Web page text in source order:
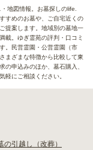
地図情報。お墓探しのlife.
すめのお墓や、ご自宅近くの
提案します。地域別の墓地一
載。ゆぎ霊苑の評判・口コミ
。民営霊園・公営霊園（市
まざまな特徴から比較して東
の申込みのほか、墓石購入、
軽にご相談ください。
の引越し（改葬）